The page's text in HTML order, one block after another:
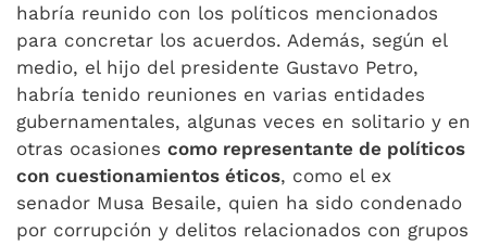
habría reunido con los políticos mencionados
para concretar los acuerdos. Además, según el
medio, el hijo del presidente Gustavo Petro,
habría tenido reuniones en varias entidades
gubernamentales, algunas veces en solitario y en
otras ocasiones como representante de políticos
con cuestionamientos éticos, como el ex
senador Musa Besaile, quien ha sido condenado
por corrupción y delitos relacionados con grupos